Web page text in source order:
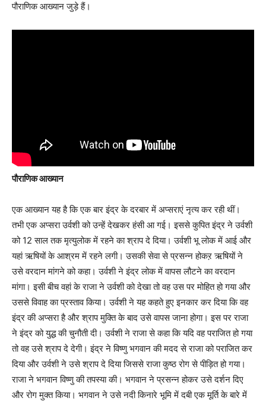
पौराणिक आख्यान जुड़े हैं।
पौराणिक आख्यान
एक आख्यान यह है कि एक बार इंद्र के दरबार में अप्सराएं नृत्य कर रही थीं।
तभी एक अप्सरा उर्वशी को उन्हें देखकर हंसी आ गई। इससे कुपित इंद्र ने उर्वशी
को 12 साल तक मृत्युलोक में रहने का श्राप दे दिया। उर्वशी भू लोक में आई और
यहां ऋषियों के आश्रम में रहने लगी। उसकी सेवा से प्रसन्न होकऱ ऋषियों ने
उसे वरदान मांगने को कहा। उर्वशी ने इंद्र लोक में वापस लौटने का वरदान
मांगा। इसी बीच वहां के राजा ने उर्वशी को देखा तो वह उस पर मोहित हो गया और
उससे विवाह का प्रस्ताव किया। उर्वशी ने यह कहते हुए इनकार कर दिया कि वह
इंद्र की अप्सरा है और श्राप मुक्ति के बाद उसे वापस जाना होगा। इस पर राजा
ने इंद्र को युद्ध की चुनौती दी। उर्वशी ने राजा से कहा कि यदि वह पराजित हो गया
तो वह उसे श्राप दे देगी। इंद्र ने विष्णु भगवान की मदद से राजा को पराजित कर
दिया और उर्वशी ने उसे श्राप दे दिया जिससे राजा कुष्ठ रोग से पीड़ित हो गया।
राजा ने भगवान विष्णु की तपस्या की। भगवान ने प्रसन्न होकर उसे दर्शन दिए
और रोग मुक्त किया। भगवान ने उसे नदी किनारे भूमि में दबी एक मूर्ति के बारे में